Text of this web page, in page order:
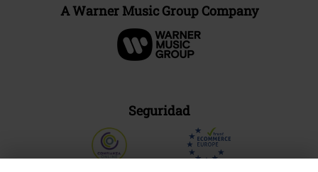
A Warner Music Group Company
Seguridad